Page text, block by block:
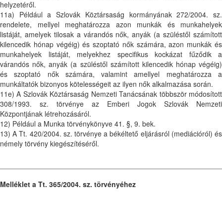
helyzetéről.
11a) Például a Szlovák Köztársaság kormányának 272/2004. sz.
rendelete, mellyel meghatározza azon munkák és munkahelyek
listáját, amelyek tilosak a várandós nők, anyák (a szüléstől számított
kilencedik hónap végéig) és szoptató nők számára, azon munkák és
munkahelyek listáját, melyekhez specifikus kockázat fűződik a
várandós nők, anyák (a szüléstől számított kilencedik hónap végéig)
és szoptató nők számára, valamint amellyel meghatározza a
munkáltatók bizonyos kötelességeit az ilyen nők alkalmazása során.
11e) A Szlovák Köztársaság Nemzeti Tanácsának többször módosított
308/1993. sz. törvénye az Emberi Jogok Szlovák Nemzeti
Központjának létrehozásáról.
12) Például a Munka törvénykönyve 41. §, 9. bek.
13) A Tt. 420/2004. sz. törvénye a békéltető eljárásról (mediációról) és
némely törvény kiegészítéséről.
Melléklet a Tt. 365/2004. sz. törvényéhez